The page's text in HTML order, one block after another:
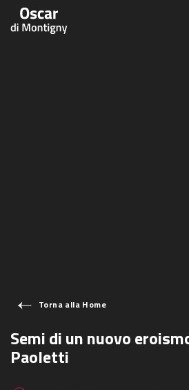
Torna alla Home
Semi di un nuovo
Paoletti